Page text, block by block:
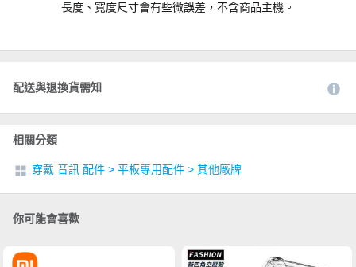
長度、寬度尺寸會有些微誤差，不含商品主機。
配送與退換貨需知
相關分類
穿戴 音訊 配件 > 平板專用配件 > 其他廠牌
你可能會喜歡